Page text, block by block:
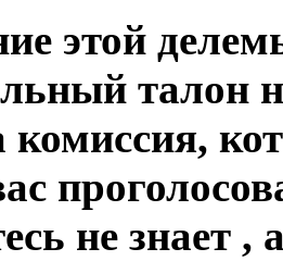
этой
талон
комиссия,
не знает ,